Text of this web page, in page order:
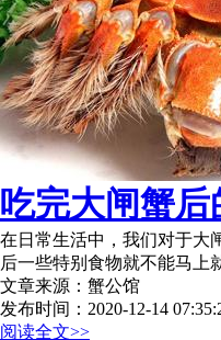
吃完大闸蟹
在日常生活中，我们对于大
后一些特别食物就不能马
文章来源：蟹公馆
发布时间：2020-12-14
阅读全文>>